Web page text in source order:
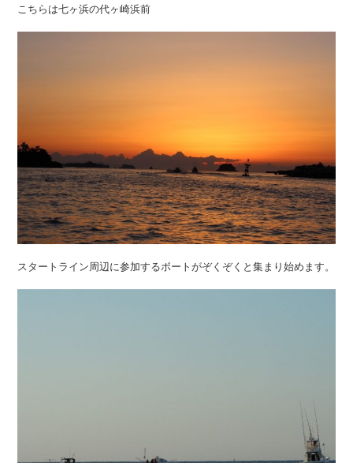
こちらは七ヶ浜の代ヶ崎浜前
スタートライン周辺に参加するボートがぞくぞくと集まり始めます。